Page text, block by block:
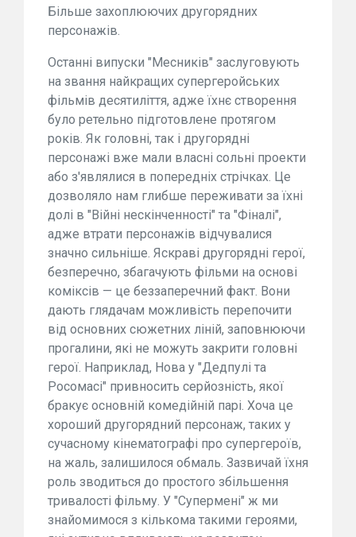
Більше захоплюючих другорядних
персонажів.
Останні випуски "Месників" заслуговують
на звання найкращих супергеройських
фільмів десятиліття, адже їхнє створення
було ретельно підготовлене протягом
років. Як головні, так і другорядні
персонажі вже мали власні сольні проекти
або з'являлися в попередніх стрічках. Це
дозволяло нам глибше переживати за їхні
долі в "Війні нескінченності" та "Фіналі",
адже втрати персонажів відчувалися
значно сильніше. Яскраві другорядні герої,
безперечно, збагачують фільми на основі
коміксів — це беззаперечний факт. Вони
дають глядачам можливість перепочити
від основних сюжетних ліній, заповнюючи
прогалини, які не можуть закрити головні
герої. Наприклад, Нова у "Дедпулі та
Росомасі" привносить серйозність, якої
бракує основній комедійній парі. Хоча це
хороший другорядний персонаж, таких у
сучасному кінематографі про супергероїв,
на жаль, залишилося обмаль. Зазвичай їхня
роль зводиться до простого збільшення
тривалості фільму. У "Супермені" ж ми
знайомимося з кількома такими героями,